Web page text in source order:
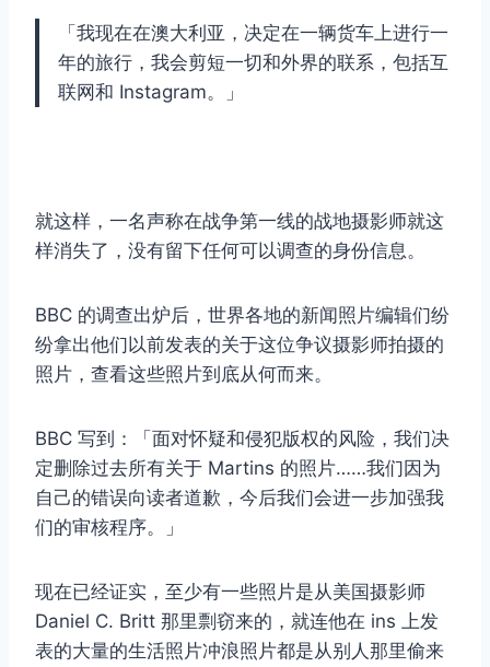
「我现在在澳大利亚，决定在一辆货车上进行一
年的旅行，我会剪短一切和外界的联系，包括互
联网和 Instagram。」
就这样，一名声称在战争第一线的战地摄影师就这
样消失了，没有留下任何可以调查的身份信息。
BBC 的调查出炉后，世界各地的新闻照片编辑们纷
纷拿出他们以前发表的关于这位争议摄影师拍摄的
照片，查看这些照片到底从何而来。
BBC 写到：「面对怀疑和侵犯版权的风险，我们决
定删除过去所有关于 Martins 的照片……我们因为
自己的错误向读者道歉，今后我们会进一步加强我
们的审核程序。」
现在已经证实，至少有一些照片是从美国摄影师
Daniel C. Britt 那里剽窃来的，就连他在 ins 上发
表的大量的生活照片冲浪照片都是从别人那里偷来